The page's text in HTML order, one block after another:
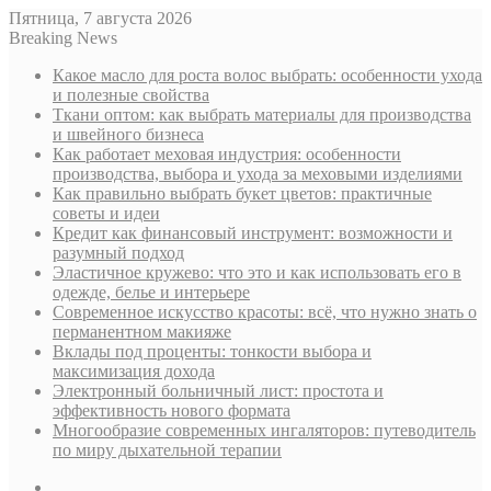
Пятница, 7 августа 2026
Breaking News
Какое масло для роста волос выбрать: особенности ухода
и полезные свойства
Ткани оптом: как выбрать материалы для производства
и швейного бизнеса
Как работает меховая индустрия: особенности
производства, выбора и ухода за меховыми изделиями
Как правильно выбрать букет цветов: практичные
советы и идеи
Кредит как финансовый инструмент: возможности и
разумный подход
Эластичное кружево: что это и как использовать его в
одежде, белье и интерьере
Современное искусство красоты: всё, что нужно знать о
перманентном макияже
Вклады под проценты: тонкости выбора и
максимизация дохода
Электронный больничный лист: простота и
эффективность нового формата
Многообразие современных ингаляторов: путеводитель
по миру дыхательной терапии